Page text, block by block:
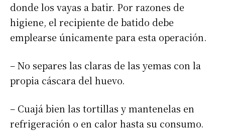
donde los vayas a batir. Por razones de
higiene, el recipiente de batido debe
emplearse únicamente para esta operación.
– No separes las claras de las yemas con la
propia cáscara del huevo.
– Cuajá bien las tortillas y mantenelas en
refrigeración o en calor hasta su consumo.